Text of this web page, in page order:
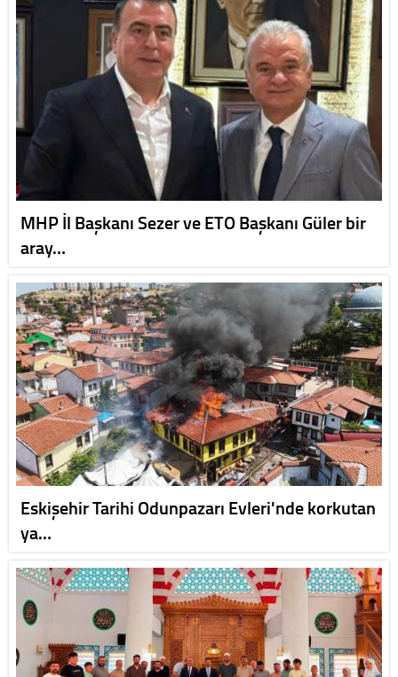
MHP İl Başkanı Sezer ve ETO Başkanı Güler bir
aray…
Eskişehir Tarihi Odunpazarı Evleri'nde korkutan
ya…